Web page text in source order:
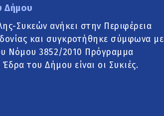
Δήμου
Συκεών ανήκει στην Περιφέρεια
και συγκροτήθηκε σύμφωνα με
Νόμου 3852/2010 Πρόγραμμα
του Δήμου είναι οι Συκιές.